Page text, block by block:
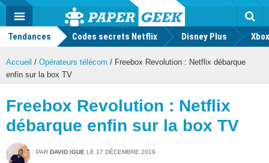
Actu
geek
MENU
Tendances Codes secrets Netflix Disney Plus
Accueil / Opérateurs télécom / Freebox Revolution : Netflix débarque
enfin sur la box TV
Freebox Revolution : Netflix
débarque enfin sur la box TV
PAR DAVID IGUE LE 17 DÉCEMBRE 2019
Mode
FacebookTwitter Youtube